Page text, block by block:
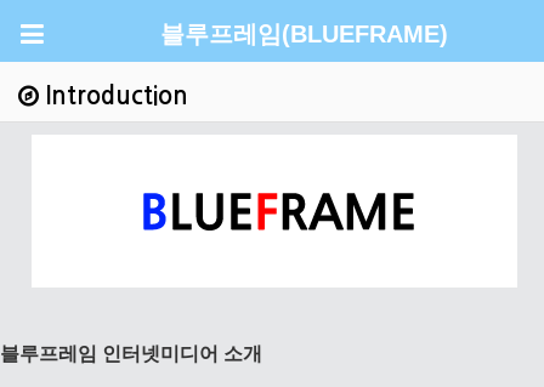
블루프레임(BLUEFRAME)
Introduction
블루프레임 인터넷미디어 소개